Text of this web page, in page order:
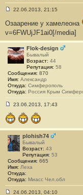
о
б
н
и
е
1
22.06.2013, 21:15
Озаарение у хамелеона
v=6FWUjJF1ai0[/media]
Flok-design
Бывалый
Возраст: 44
Репутация: 58
Сообщения: 870
Имя: Александр
Откуда: Симферополь
Откуда: Россия Крым
о
о
б
е
н
и
#
2
23.06.2013, 17:43
plohish74
Бывалый
Возраст: 43
Репутация: 53
Сообщения: 665
Имя: Леха
Откуда:
Откуда: Миасс Чел.обл
24.06.2013, 04:10